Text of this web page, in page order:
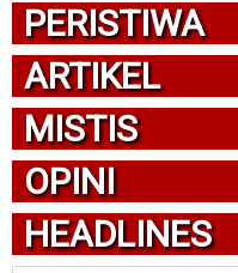
PERISTIWA
ARTIKEL
MISTIS
OPINI
HEADLINES